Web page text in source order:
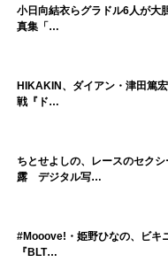
小日向結衣らグラドル6人が大
真集「…
HIKAKIN、ダイアン・津田篤
戦『ド…
ちとせよしの、レースのセク
露 デジタル写…
#Mooove!・姫野ひなの、ビキ
『BLT…